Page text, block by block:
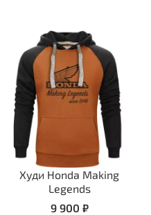
Худи Honda Making
Legends
9 900 ₽